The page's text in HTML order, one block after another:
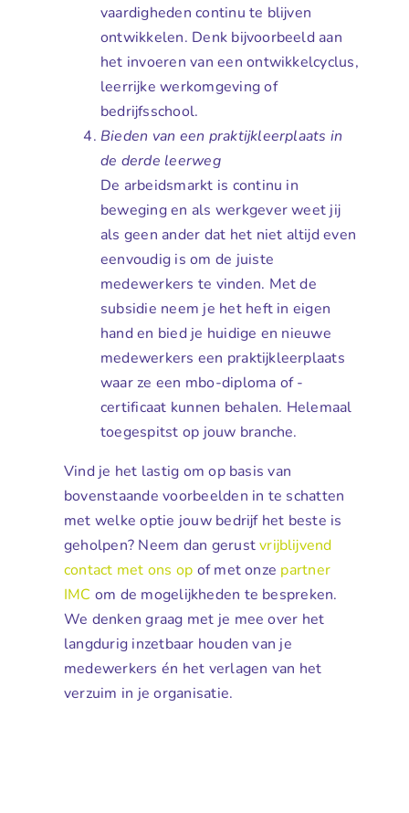
vaardigheden continu te blijven
ontwikkelen. Denk bijvoorbeeld aan
het invoeren van een ontwikkelcyclus,
leerrijke werkomgeving of
bedrijfsschool.
Bieden van een praktijkleerplaats in
de derde leerweg
De arbeidsmarkt is continu in
beweging en als werkgever weet jij
als geen ander dat het niet altijd even
eenvoudig is om de juiste
medewerkers te vinden. Met de
subsidie neem je het heft in eigen
hand en bied je huidige en nieuwe
medewerkers een praktijkleerplaats
waar ze een mbo-diploma of -
certificaat kunnen behalen. Helemaal
toegespitst op jouw branche.
Vind je het lastig om op basis van
bovenstaande voorbeelden in te schatten
met welke optie jouw bedrijf het beste is
geholpen? Neem dan gerustvrijblijvend
contact met ons op of met onze partner
IMC om de mogelijkheden te bespreken.
We denken graag met je mee over het
langdurig inzetbaar houden van je
medewerkers én het verlagen van het
verzuim in je organisatie.